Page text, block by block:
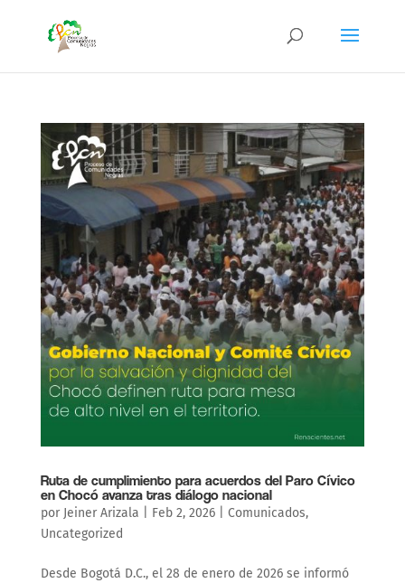
Ruta de cumplimiento para acuerdos del Paro Cívico
en Chocó avanza tras diálogo nacional
por Jeiner Arizala Feb 2, 2026| Comunicados,
Uncategorized
Desde Bogotá D.C., el 28 de enero de 2026 se informó